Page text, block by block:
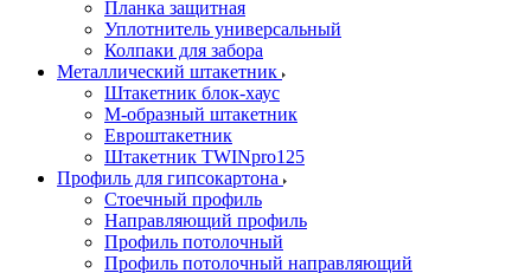
Планка защитная
Уплотнитель универсальный
Колпаки для забора
Металлический штакетник
Штакетник блок-хаус
М-образный штакетник
Евроштакетник
Штакетник TWINpro125
Профиль для гипсокартона
Стоечный профиль
Направляющий профиль
Профиль потолочный
Профиль потолочный направляющий